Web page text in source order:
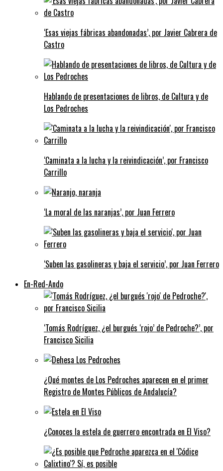
‘Esas viejas fábricas abandonadas’, por Javier Cabrera de
Castro
Hablando de presentaciones de libros, de Cultura y de
Los Pedroches
‘Caminata a la lucha y la reivindicación’, por Francisco
Carrillo
‘La moral de las naranjas’, por Juan Ferrero
‘Suben las gasolineras y baja el servicio’, por Juan Ferrero
En-Red-Ando
‘Tomás Rodríguez, ¿el burgués ‘rojo’ de Pedroche?’, por
Francisco Sicilia
¿Qué montes de Los Pedroches aparecen en el primer
Registro de Montes Públicos de Andalucía?
¿Conoces la estela de guerrero encontrada en El Viso?